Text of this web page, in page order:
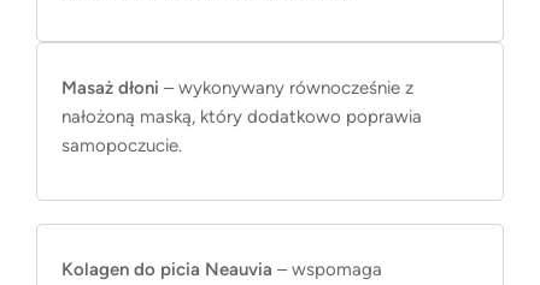
Masaż dłoni – wykonywany równocześnie z
nałożoną maską, który dodatkowo poprawia
samopoczucie.
Kolagen do picia Neauvia – wspomaga